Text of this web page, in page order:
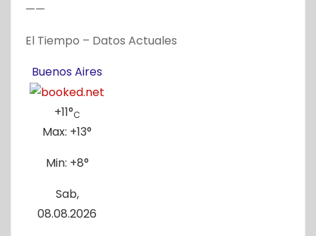
——
El Tiempo – Datos Actuales
Buenos Aires
+11°C
Max: +13°
Min: +8°
Sab,
08.08.2026